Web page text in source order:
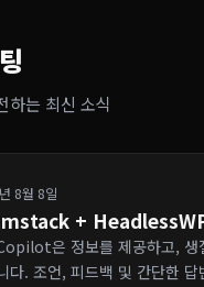
하는 최신 소식
8월 8일
+
은 정보를 제공하고, 생
다. 조언, 피드백 및 간단한 답